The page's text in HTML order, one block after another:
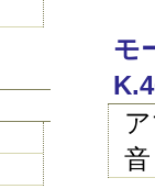
モ
音